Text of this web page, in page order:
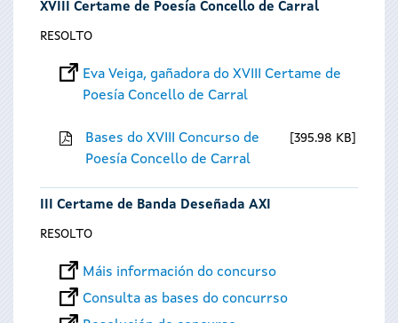
XVIII Certame de Poesía Concello de Carral
RESOLTO
Eva Veiga, gañadora do XVIII Certame de
Poesía Concello de Carral
Bases do XVIII Concurso de
Poesía Concello de Carral
395.98 KB
III Certame de Banda Deseñada AXI
RESOLTO
Máis información do concurso
Consulta as bases do concurrso